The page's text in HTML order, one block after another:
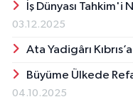
İş Dünyası Tahkim'i
03.12.2025
Ata Yadigârı
Büyüme Ülkede
04.10.2025